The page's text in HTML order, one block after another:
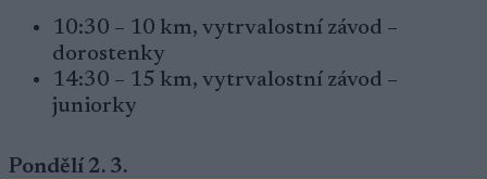
10:30 – 10 km, vytrvalostní závod –
dorostenky
14:30 – 15 km, vytrvalostní závod –
juniorky
Pondělí 2. 3.